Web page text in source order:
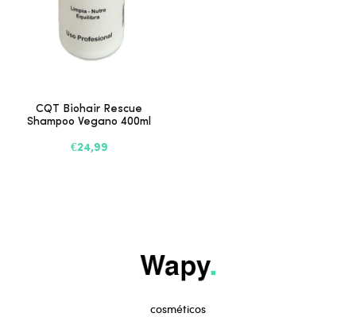
CQT Biohair Rescue
Shampoo Vegano 400ml
€24,99
cosméticos